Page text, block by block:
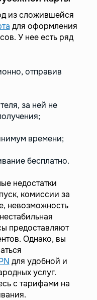
из сложившейся
для оформления
У нее есть ряд
отправив
за ней не
времени;
бесплатно.
недостатки
комиссии за
невозможность
предоставляют
Однако, вы
для удобной и
услуг.
с тарифами на